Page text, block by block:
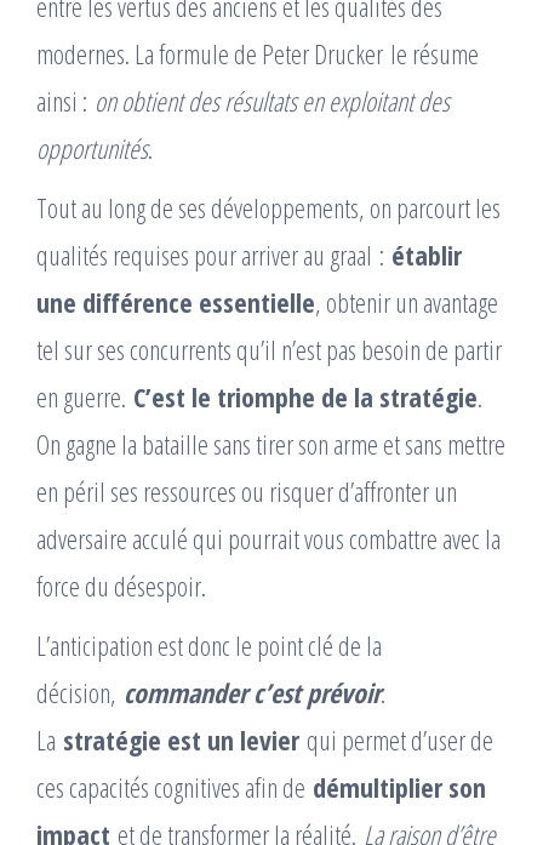
modernes. La formule de Peter Drucker le résume
ainsi : on obtient des résultats en exploitant des
opportunités.
Tout au long de ses développements, on parcourt les
qualités requises pour arriver au graal : établir
une différence essentielle, obtenir un avantage
tel sur ses concurrents qu’il n’est pas besoin de partir
en guerre. C’est le triomphe de la stratégie.
On gagne la bataille sans tirer son arme et sans mettre
en péril ses ressources ou risquer d’affronter un
adversaire acculé qui pourrait vous combattre avec la
force du désespoir.
L’anticipation est donc le point clé de la
décision, commander c’est prévoir.
La stratégie est un levier qui permet d’user de
ces capacités cognitives afin de démultiplier son
impact et de transformer la réalité. La raison d’être